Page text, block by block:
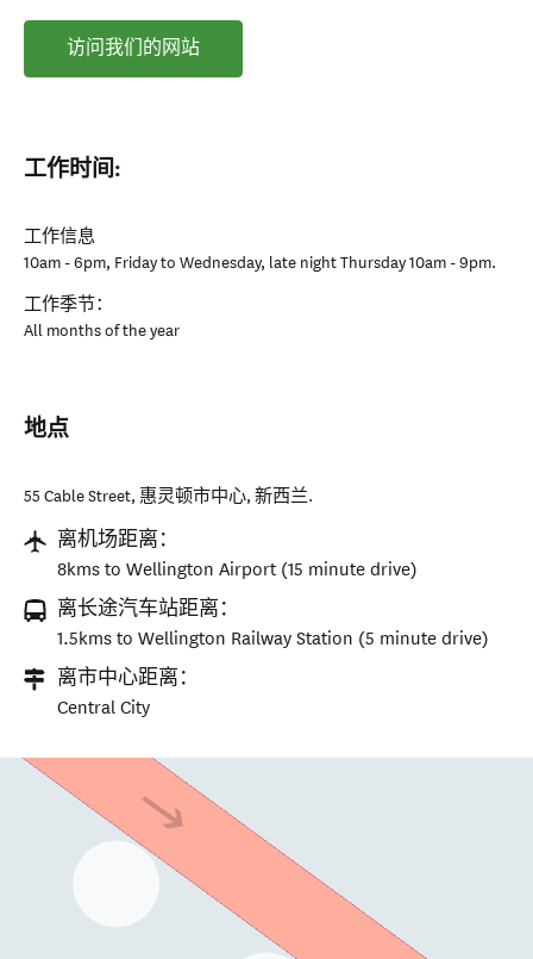
访问我们的网站
工作时间:
工作信息
10am - 6pm, Friday to Wednesday, late night Thursday 10am - 9pm.
工作季节：
All months of the year
地点
55 Cable Street, 惠灵顿市中心, 新西兰.
离机场距离：
8kms to Wellington Airport (15 minute drive)
离长途汽车站距离：
1.5kms to Wellington Railway Station (5 minute drive)
离市中心距离：
Central City